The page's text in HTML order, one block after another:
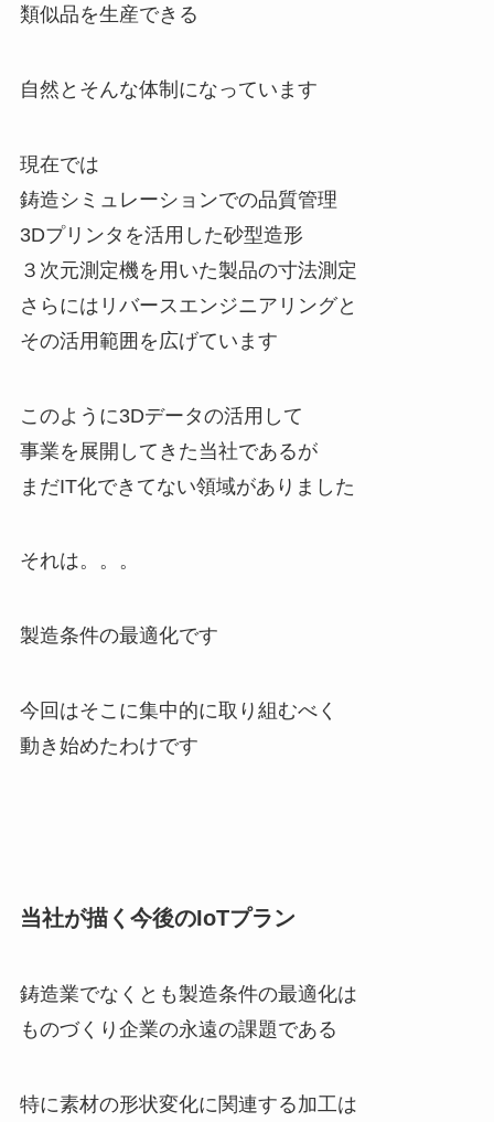
類似品を生産できる
自然とそんな体制になっています
現在では
鋳造シミュレーションでの品質管理
3Dプリンタを活用した砂型造形
３次元測定機を用いた製品の寸法測定
さらにはリバースエンジニアリングと
その活用範囲を広げています
このように3Dデータの活用して
事業を展開してきた当社であるが
まだIT化できてない領域がありました
それは。。。
製造条件の最適化です
今回はそこに集中的に取り組むべく
動き始めたわけです
当社が描く今後のIoTプラン
鋳造業でなくとも製造条件の最適化は
ものづくり企業の永遠の課題である
特に素材の形状変化に関連する加工は